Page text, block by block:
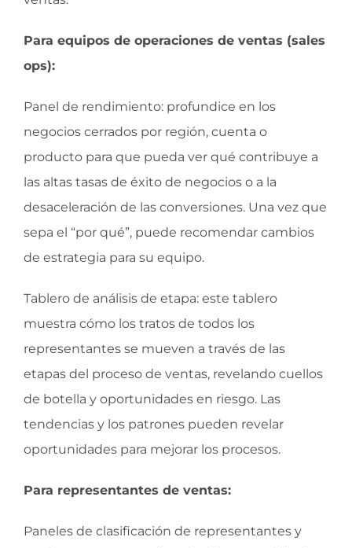
Para equipos de operaciones de ventas (sales
ops):
Panel de rendimiento: profundice en los
negocios cerrados por región, cuenta o
producto para que pueda ver qué contribuye a
las altas tasas de éxito de negocios o a la
desaceleración de las conversiones. Una vez que
sepa el “por qué”, puede recomendar cambios
de estrategia para su equipo.
Tablero de análisis de etapa: este tablero
muestra cómo los tratos de todos los
representantes se mueven a través de las
etapas del proceso de ventas, revelando cuellos
de botella y oportunidades en riesgo. Las
tendencias y los patrones pueden revelar
oportunidades para mejorar los procesos.
Para representantes de ventas:
Paneles de clasificación de representantes y